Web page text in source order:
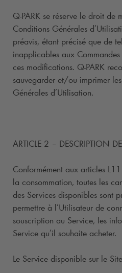
Q-PARK se réserve le droit de
Conditions Générales
préavis, étant précisé que de
inapplicables aux
ces modifications. Q-PARK
sauvegarder et/ou imprimer
Générales d’Utilisation.
ARTICLE 2 – DESCRIPTION
Conformément aux articles
la consommation, toutes les
des Services disponibles sont
permettre à l’Utilisateur de
souscription au Service, les
Service qu’il souhaite acheter.
Le Service disponible sur le